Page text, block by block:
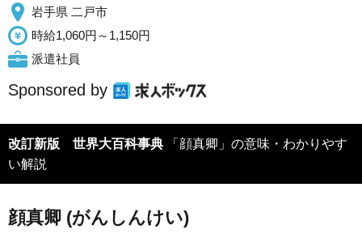
岩手県 二戸市
時給1,060円～1,150円
派遣社員
Sponsored by
改訂新版 世界大百科事典
い解説
顔真卿 (がんしんけい)